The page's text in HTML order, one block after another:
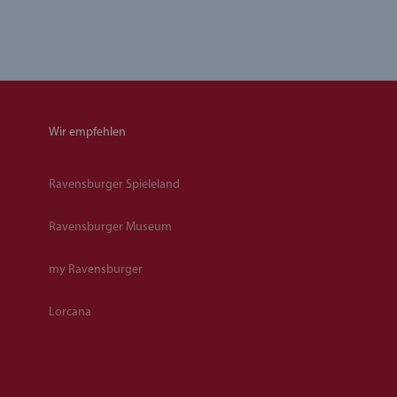
Wir empfehlen
Ravensburger Spieleland
Ravensburger Museum
my Ravensburger
Lorcana